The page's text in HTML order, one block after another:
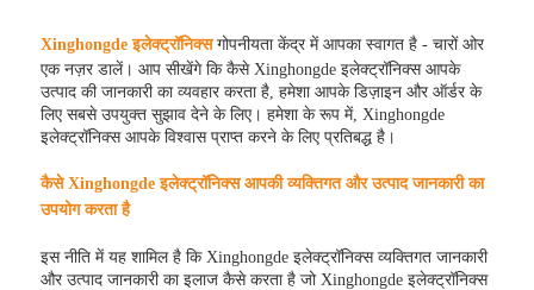
Xinghongde इलेक्ट्रॉनिक्सगोपनीयता केंद्र में आपका स्वागत है - चारों ओर
एक नज़र डालें। आप सीखेंगे कि कैसे Xinghongde इलेक्ट्रॉनिक्स आपके
उत्पाद की जानकारी का व्यवहार करता है, हमेशा आपके डिज़ाइन और ऑर्डर के
लिए सबसे उपयुक्त सुझाव देने के लिए। हमेशा के रूप में, Xinghongde
इलेक्ट्रॉनिक्स आपके विश्वास प्राप्त करने के लिए प्रतिबद्ध है।
कैसे Xinghongde इलेक्ट्रॉनिक्स आपकी व्यक्तिगत और उत्पाद जानकारी का
उपयोग करता है
इस नीति में यह शामिल है कि Xinghongde इलेक्ट्रॉनिक्स व्यक्तिगत जानकारी
और उत्पाद जानकारी का इलाज कैसे करता है जो Xinghongde इलेक्ट्रॉनिक्स